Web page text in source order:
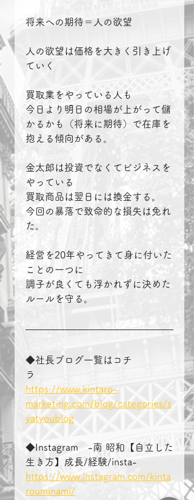
将来への期待＝人の欲望
人の欲望は価格を大きく引き上げ
ていく
買取業をやっている人も
今日より明日の相場が上がって儲
かるかも（将来に期待）で在庫を
抱える傾向がある。
金太郎は投資でなくてビジネスを
やっている
買取商品は翌日には換金する。
今回の暴落で致命的な損失は免れ
た。
経営を20年やってきて身に付いた
ことの一つに
調子が良くても浮かれずに決めた
ルールを守る。
◆社長ブログ一覧はコチ
ラ
https://www.kintaro-
marketing.com/blog/categories/s
yatyoublog
◆Instagram　-南 昭和【自立した
生き方】成長/経験/insta-
https://www.instagram.com/kinta
rouminami/